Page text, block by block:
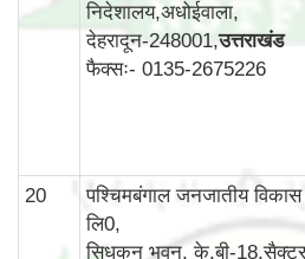
निदेशालय,अधोईवाला,
देहरादून-248001,उत्तराखंड
फैक्सः- 0135-2675226
20
पश्चिमबंगाल जनजातीय
लि0,
सिधुकनु भवन, के.बी-